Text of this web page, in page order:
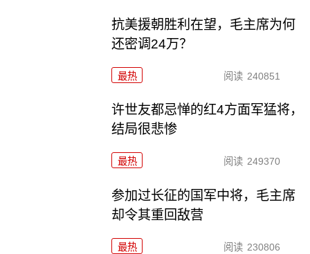
抗美援朝胜利在望，毛主席为何
还密调24万？
最热 阅读 240851
许世友都忌惮的红4方面军猛将，
结局很悲惨
最热 阅读 249370
参加过长征的国军中将，毛主席
却令其重回敌营
最热 阅读 230806